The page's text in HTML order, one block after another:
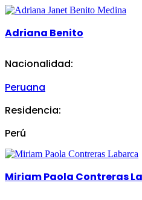
Adriana Benito
Nacionalidad:
Peruana
Residencia:
Perú
Miriam Paola Contreras